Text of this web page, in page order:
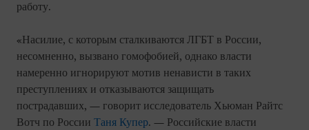
работу.
«Насилие, с которым сталкиваются ЛГБТ в России,
несомненно, вызвано гомофобией, однако власти
намеренно игнорируют мотив ненависти в таких
преступлениях и отказываются защищать
пострадавших, — говорит исследователь Хьюман Райтс
Вотч по России Таня Купер. — Российские власти